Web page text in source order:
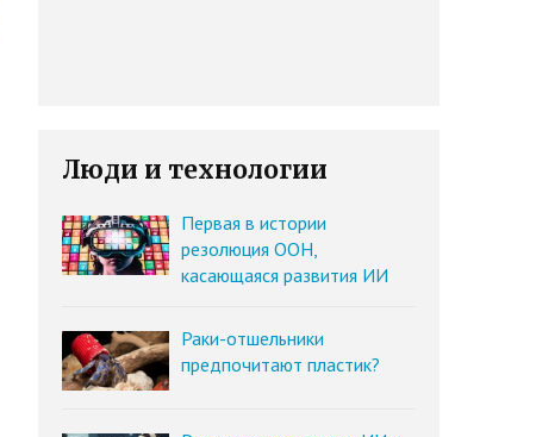
Люди и технологии
Первая в истории
резолюция ООН,
касающаяся развития ИИ
Раки-отшельники
предпочитают пластик?